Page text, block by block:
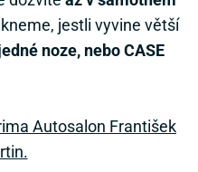
jestli vyvine větší
noze, nebo CASE